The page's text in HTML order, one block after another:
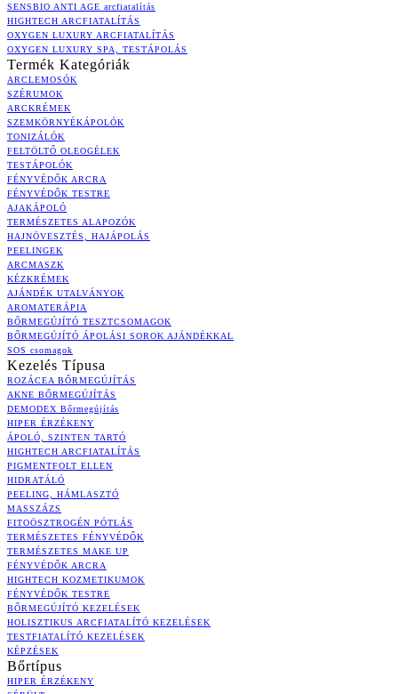
SENSBIO ANTI AGE arcfiatalítás
HIGHTECH ARCFIATALÍTÁS
OXYGEN LUXURY ARCFIATALÍTÁS
OXYGEN LUXURY SPA, TESTÁPOLÁS
Termék Kategóriák
ARCLEMOSÓK
SZÉRUMOK
ARCKRÉMEK
SZEMKÖRNYÉKÁPOLÓK
TONIZÁLÓK
FELTÖLTŐ OLEOGÉLEK
TESTÁPOLÓK
FÉNYVÉDŐK ARCRA
FÉNYVÉDŐK TESTRE
AJAKÁPOLÓ
TERMÉSZETES ALAPOZÓK
HAJNÖVESZTÉS, HAJÁPOLÁS
PEELINGEK
ARCMASZK
KÉZKRÉMEK
AJÁNDÉK UTALVÁNYOK
AROMATERÁPIA
BŐRMEGÚJÍTÓ TESZTCSOMAGOK
BŐRMEGÚJÍTÓ ÁPOLÁSI SOROK AJÁNDÉKKAL
SOS csomagok
Kezelés Típusa
ROZÁCEA BŐRMEGÚJÍTÁS
AKNE BŐRMEGÚJÍTÁS
DEMODEX Bőrmegújítás
HIPER ÉRZÉKENY
ÁPOLÓ, SZINTEN TARTÓ
HIGHTECH ARCFIATALÍTÁS
PIGMENTFOLT ELLEN
HIDRATÁLÓ
PEELING, HÁMLASZTÓ
MASSZÁZS
FITOÖSZTROGÉN PÓTLÁS
TERMÉSZETES FÉNYVÉDŐK
TERMÉSZETES MAKE UP
FÉNYVÉDŐK ARCRA
HIGHTECH KOZMETIKUMOK
FÉNYVÉDŐK TESTRE
BŐRMEGÚJÍTÓ KEZELÉSEK
HOLISZTIKUS ARCFIATALÍTÓ KEZELÉSEK
TESTFIATALÍTÓ KEZELÉSEK
KÉPZÉSEK
Bőrtípus
HIPER ÉRZÉKENY